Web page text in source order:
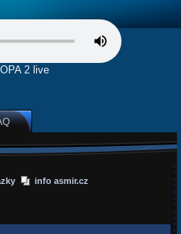
2 live
info asmir.cz